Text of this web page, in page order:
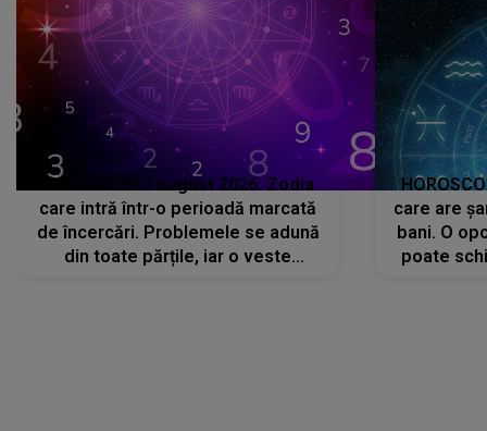
HOROSCOP 7 august 2026. Zodia
care intră într-o perioadă marcată
de încercări. Problemele se adună
din toate părțile, iar o veste
care are
bani. O
poate